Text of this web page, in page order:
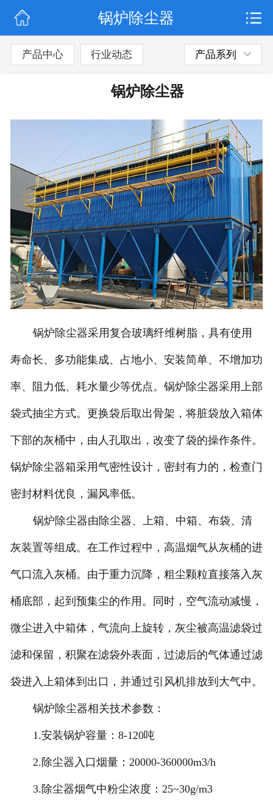
公司简介
联系我们
锅炉除尘器
产品中心 行业动态 产品系列
锅炉除尘器
锅炉除尘器采用复合玻璃纤维树脂，具有使用
寿命长、多功能集成、占地小、安装简单、不增加功
率、阻力低、耗水量少等优点。锅炉除尘器采用上部
袋式抽尘方式。更换袋后取出骨架，将脏袋放入箱体
下部的灰桶中，由人孔取出，改变了袋的操作条件。
锅炉除尘器箱采用气密性设计，密封有力的，检查门
密封材料优良，漏风率低。
锅炉除尘器由除尘器、上箱、中箱、布袋、清
灰装置等组成。在工作过程中，高温烟气从灰桶的进
气口流入灰桶。由于重力沉降，粗尘颗粒直接落入灰
桶底部，起到预集尘的作用。同时，空气流动减慢，
微尘进入中箱体，气流向上旋转，灰尘被高温滤袋过
滤和保留，积聚在滤袋外表面，过滤后的气体通过滤
袋进入上箱体到出口，并通过引风机排放到大气中。
锅炉除尘器相关技术参数：
1.安装锅炉容量：8-120吨
2.除尘器入口烟量：20000-360000m3/h
3.除尘器烟气中粉尘浓度：25~30g/m3